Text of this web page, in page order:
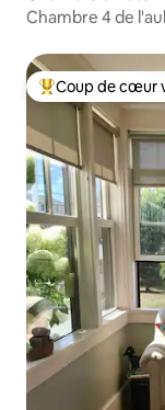
Chambre 4 de
Coups de cœur
Coup de cœur